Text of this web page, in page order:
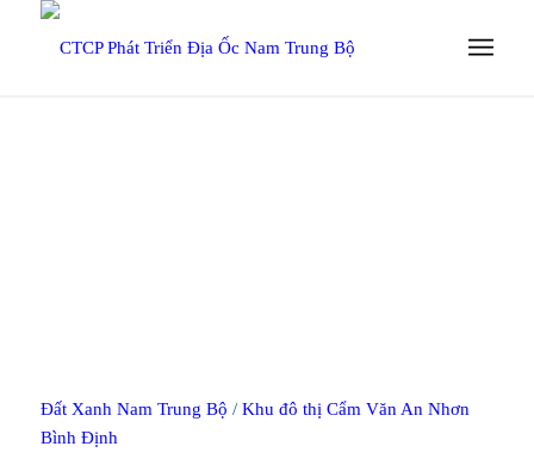
Đất Xanh Nam Trung Bộ / Khu đô thị Cẩm Văn An Nhơn
Bình Định